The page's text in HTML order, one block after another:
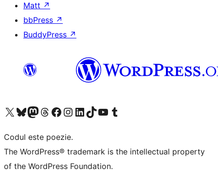
Matt ↗
bbPress ↗
BuddyPress ↗
Mergi la contul nostru X (fost Twitter)
Vizitează contul nostru Bluesky
Vizitează contul nostru Mastodon
Vizitează contul nostru Threads
Vizitează pagina noastră Facebook
Vizitează-ne pe Instagram
Vizitează-ne pe LinkedIn
Vizitează contul nostru TikTok
Vizitează canalul nostru YouTube
Vizitează contul nostru Tumblr
Codul este poezie.
The WordPress® trademark is the intellectual property
of the WordPress Foundation.